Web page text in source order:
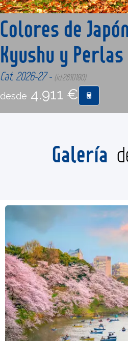
COMPRAR
Colores de
Kyushu y
Cat. 2026-27 - (id:2610180)
desde 4.911 €
Galería